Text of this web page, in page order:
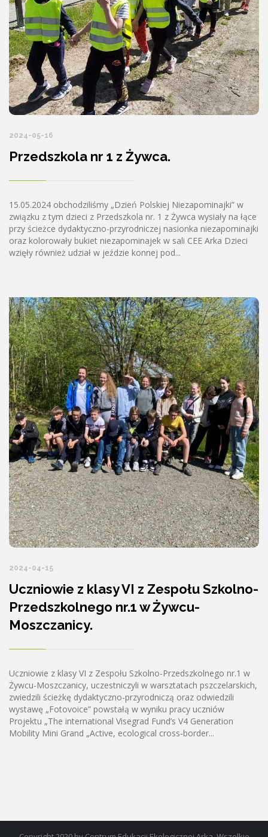
2024-05-16
Przedszkola nr 1 z Żywca.
15.05.2024 obchodziliśmy „Dzień Polskiej Niezapominajki” w
związku z tym dzieci z Przedszkola nr. 1 z Żywca wysiały na łące
przy ścieżce dydaktyczno-przyrodniczej nasionka niezapominajki
oraz kolorowały bukiet niezapominajek w sali CEE Arka Dzieci
wzięły również udział w jeździe konnej pod...
2024-04-15
Uczniowie z klasy VI z Zespołu Szkolno-
Przedszkolnego nr.1 w Żywcu-
Moszczanicy.
Uczniowie z klasy VI z Zespołu Szkolno-Przedszkolnego nr.1 w
Żywcu-Moszczanicy, uczestniczyli w warsztatach pszczelarskich,
zwiedzili ścieżkę dydaktyczno-przyrodniczą oraz odwiedzili
wystawę „Fotovoice” powstałą w wyniku pracy uczniów
Projektu „The international Visegrad Fund’s V4 Generation
Mobility Mini Grand „Active, ecological cross-border...